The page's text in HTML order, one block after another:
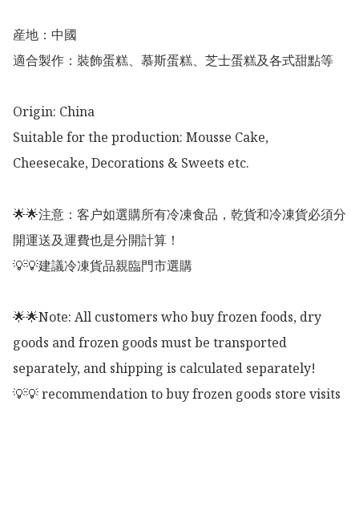
産地：中國
適合製作：裝飾蛋糕、慕斯蛋糕、芝士蛋糕及各式甜點等
Origin: China
Suitable for the production: Mousse Cake,
Cheesecake, Decorations & Sweets etc.
🌟🌟注意：客户如選購所有冷凍食品，乾貨和冷凍貨必須分
開運送及運費也是分開計算！
💡💡建議冷凍貨品親臨門市選購
🌟🌟Note: All customers who buy frozen foods, dry
goods and frozen goods must be transported
separately, and shipping is calculated separately!
💡💡 recommendation to buy frozen goods store visits